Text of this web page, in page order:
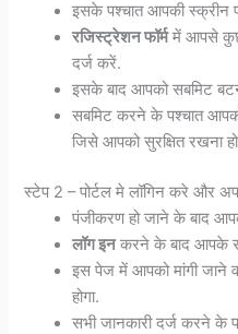
इसके पश्चात आपकी स्क्रीन
रजिस्ट्रेशन फॉर्ममें आपसे कुछ
दर्ज करें.
इसके बाद आपको सबमिट
सबमिट करने के पश्चात
जिसे आपको सुरक्षित रखना
स्टेप 2 – पोर्टल मे लॉगिन करे और
पंजीकरण हो जाने के बाद
लॉग इनकरने के बाद आपके
इस पेज में आपको मांगी जाने
होगा.
सभी जानकारी दर्ज करने के